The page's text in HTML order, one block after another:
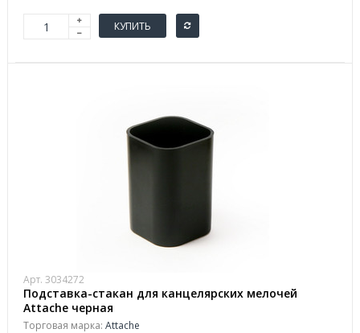
КУПИТЬ
Арт. 3034272
Подставка-стакан для канцелярских мелочей
Attache черная
Торговая марка: Attache